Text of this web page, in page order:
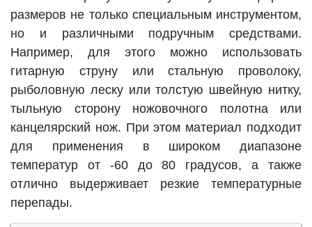
размеров не только специальным инструментом,
но и различными подручным средствами.
Например, для этого можно использовать
гитарную струну или стальную проволоку,
рыболовную леску или толстую швейную нитку,
тыльную сторону ножовочного полотна или
канцелярский нож. При этом материал подходит
для применения в широком диапазоне
температур от -60 до 80 градусов, а также
отлично выдерживает резкие температурные
перепады.